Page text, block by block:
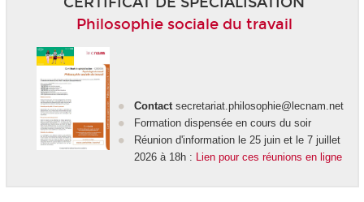
Philosophie sociale du travail
Contact secretariat.philosophie@lecnam.net
Formation dispensée en cours du soir
Réunion d'information le 25 juin et le 7 juillet
2026 à 18h :
Lien pour ces réunions en ligne